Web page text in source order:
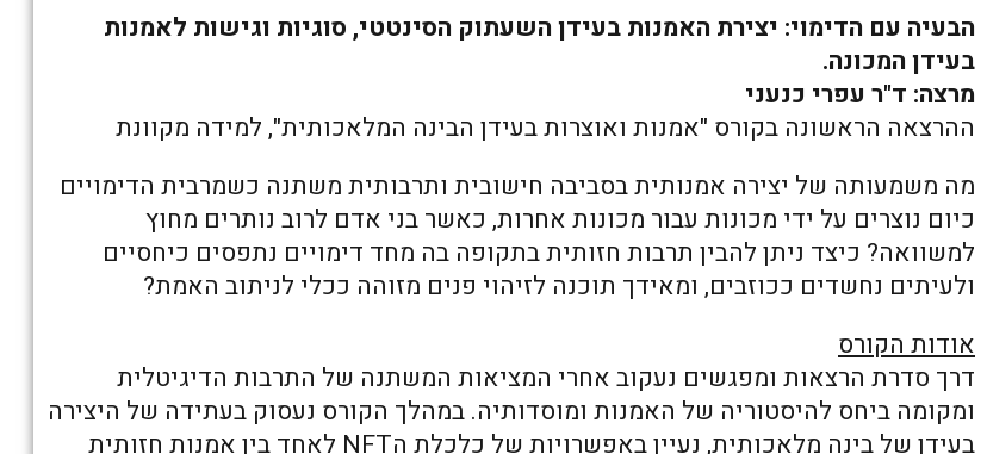
הבעיה עם הדימוי: יצירת האמנות בעידן השעתוק הסינטטי, סוגיות וגישות לאמנות
בעידן המכונה.
מרצה: ד"ר עפרי כנעני
ההרצאה הראשונה בקורס "אמנות ואוצרות בעידן הבינה המלאכותית", למידה מקוונת
מה משמעותה של יצירה אמנותית בסביבה חישובית ותרבותית משתנה כשמרבית הדימויים
כיום נוצרים על ידי מכונות עבור מכונות אחרות, כאשר בני אדם לרוב נותרים מחוץ
למשוואה? כיצד ניתן להבין תרבות חזותית בתקופה בה מחד דימויים נתפסים כיחסיים
ולעיתים נחשדים ככוזבים, ומאידך תוכנה לזיהוי פנים מזוהה ככלי לניתוב האמת?
אודות הקורס
דרך סדרת הרצאות ומפגשים נעקוב אחרי המציאות המשתנה של התרבות הדיגיטלית
ומקומה ביחס להיסטוריה של האמנות ומוסדותיה. במהלך הקורס נעסוק בעתידה של היצירה
בעידן של בינה מלאכותית, נעיין באפשרויות של כלכלת הNFT לאחד בין אמנות חזותית